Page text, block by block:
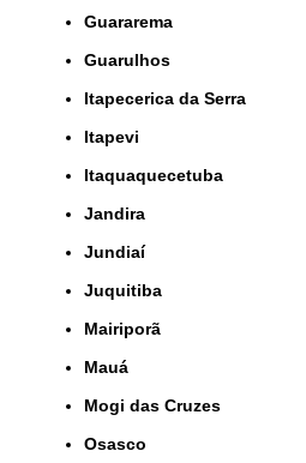
Guararema
Guarulhos
Itapecerica da Serra
Itapevi
Itaquaquecetuba
Jandira
Jundiaí
Juquitiba
Mairiporã
Mauá
Mogi das Cruzes
Osasco